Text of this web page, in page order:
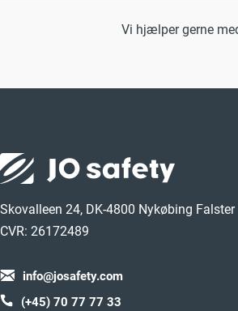
Vi hjælper gerne
Skovalleen 24, DK-4800 Nykøbing Falster
CVR: 26172489
info@josafety.com
(+45) 70 77 77 33